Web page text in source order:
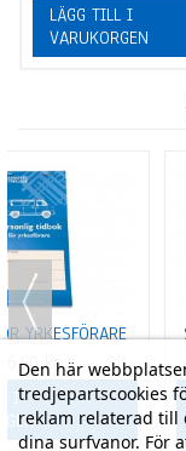
LÄGG TILL I
VARUKORGEN
LÄGG TILL I
Den här
tredjepartscookies
reklam relaterad till
dina surfvanor. För